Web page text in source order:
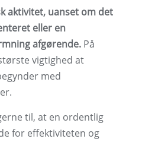
aktivitet, uanset om det
eller en
afgørende. På
vigtighed at
med
til, at en ordentlig
for effektiviteten og